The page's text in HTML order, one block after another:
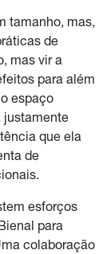
tamanho, mas,
de
mas vir a
para além
espaço
justamente
que ela
de
esforços
para
colaboração